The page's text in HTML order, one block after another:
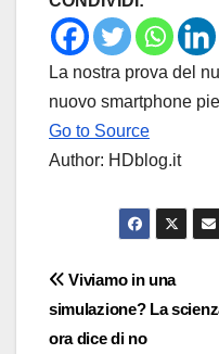
La nostra prova del
nuovo smartphone
Go to Source
Author: HDblog.it
articoli
Viviamo in una
simulazione? La
ora dice di no